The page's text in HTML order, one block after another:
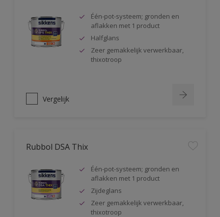
Één-pot-systeem; gronden en
aflakken met 1 product
Halfglans
Zeer gemakkelijk verwerkbaar,
thixotroop
Vergelijk
Rubbol DSA Thix
Één-pot-systeem; gronden en
aflakken met 1 product
Zijdeglans
Zeer gemakkelijk verwerkbaar,
thixotroop